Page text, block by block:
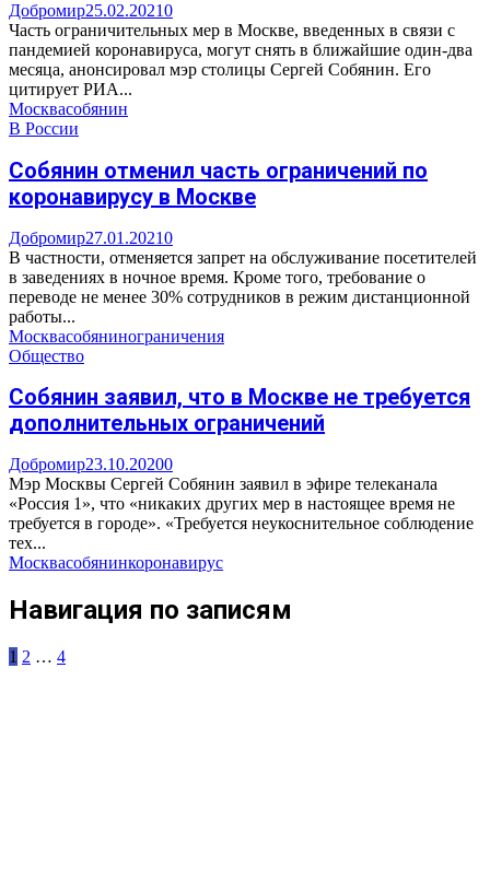
Добромир25.02.20210
Часть ограничительных мер в Москве, введенных в связи с
пандемией коронавируса, могут снять в ближайшие один-два
месяца, анонсировал мэр столицы Сергей Собянин. Его
цитирует РИА...
Москвасобянин
В России
Собянин отменил часть ограничений по
коронавирусу в Москве
Добромир27.01.20210
В частности, отменяется запрет на обслуживание посетителей
в заведениях в ночное время. Кроме того, требование о
переводе не менее 30% сотрудников в режим дистанционной
работы...
Москвасобянинограничения
Общество
Собянин заявил, что в Москве не требуется
дополнительных ограничений
Добромир23.10.20200
Мэр Москвы Сергей Собянин заявил в эфире телеканала
«Россия 1», что «никаких других мер в настоящее время не
требуется в городе». «Требуется неукоснительное соблюдение
тех...
Москвасобянинкоронавирус
Навигация по записям
1 2 … 4